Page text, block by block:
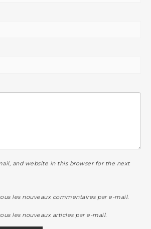
and website in this browser for the next
les nouveaux commentaires par e-mail.
les nouveaux articles par e-mail.